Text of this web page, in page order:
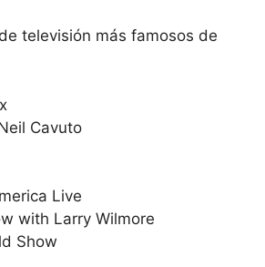
televisión más famosos de
Cavuto
Live
with Larry Wilmore
Show